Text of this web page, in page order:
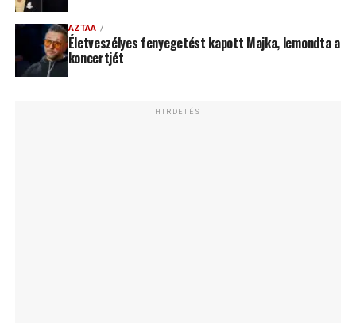
AZTAA
Életveszélyes fenyegetést kapott Majka, lemondta a
koncertjét
HIRDETÉS